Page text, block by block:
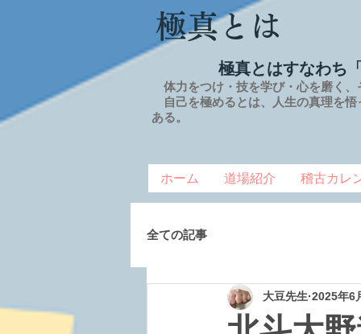
極真とは
極真とはすなわち
体力をつけ・技を学び・心を磨く、
自己を極めるとは、
人生の真理を悟
ある。
ホーム 道場紹介 稽古カレ
全ての記事
大豆先生 2025年6